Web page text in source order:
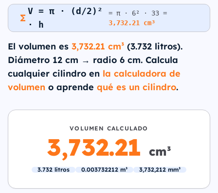
V = π · (d/2)²
· h
= π · 6² · 33 =
3,732.21 cm³
El volumen es 3,732.21 cm³ (3.732 litros).
Diámetro 12 cm → radio 6 cm. Calcula
cualquier cilindro en la calculadora de
volumen o aprende qué es un cilindro.
VOLUMEN CALCULADO
3,732.21 cm³
3.732 litros 0.003732212 m³ 3,732,212 mm³